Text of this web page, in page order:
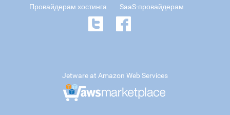
Провайдерам хостинга
SaaS-провайдерам
Jetware at Amazon Web Services